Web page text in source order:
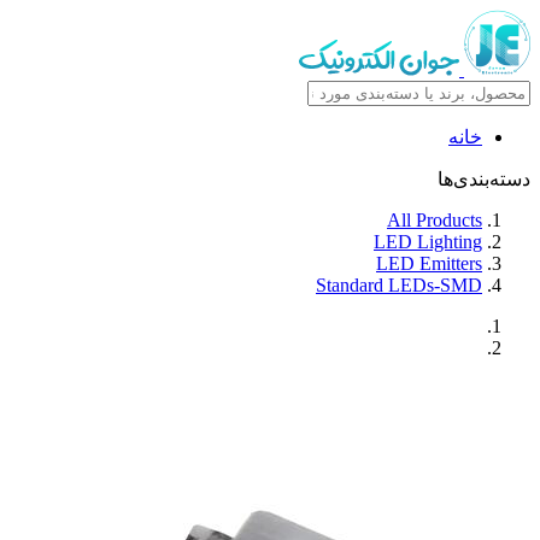
خانه
دسته‌بندی‌ها
All Products
LED Lighting
LED Emitters
Standard LEDs-SMD